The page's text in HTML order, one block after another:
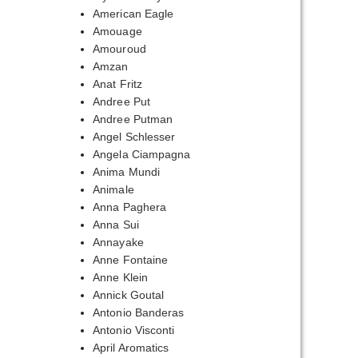
American Eagle
Amouage
Amouroud
Amzan
Anat Fritz
Andree Put
Andree Putman
Angel Schlesser
Angela Ciampagna
Anima Mundi
Animale
Anna Paghera
Anna Sui
Annayake
Anne Fontaine
Anne Klein
Annick Goutal
Antonio Banderas
Antonio Visconti
April Aromatics